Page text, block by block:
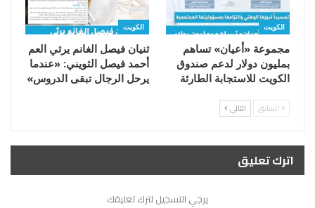
الكويت
مجموعة «أعيان» تساهم
بمليون دولار لدعم صندوق
الكويت للاستجابة الطارئة
الكويت
ثنيان فيصل الغانم يرثي العم
أحمد فيصل الثويني: «عندما
يرحل الرجال تبقى الدروس»
السابق التالي
اترك تعليق
يرجي التسجيل لترك تعليقك